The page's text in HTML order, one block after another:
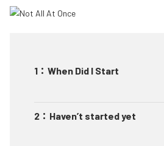
1 ： When Did I Start
2 ： Haven’t started yet